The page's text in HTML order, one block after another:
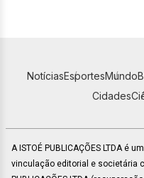
NotíciasEsportesMundo
Cidades
A ISTOÉ PUBLICAÇÕES LTDA é
vinculação editorial e societária